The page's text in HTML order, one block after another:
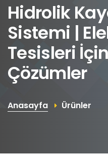
Hidrolik
Sistemi |
Tesisleri
Çözümler
Anasayfa Ürünler